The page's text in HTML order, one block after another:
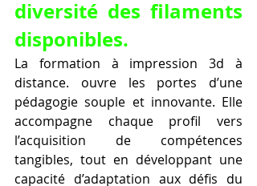
diversité des filaments
disponibles.
La formation à impression 3d à
distance. ouvre les portes d’une
pédagogie souple et innovante. Elle
accompagne chaque profil vers
l’acquisition de compétences
tangibles, tout en développant une
capacité d’adaptation aux défis du